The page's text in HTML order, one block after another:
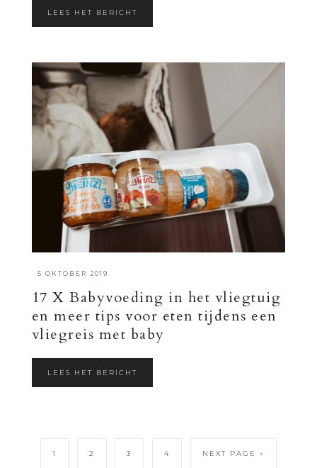
LEES HET BERICHT
5 OKTOBER 2019
17 X Babyvoeding in het vliegtuig
en meer tips voor eten tijdens een
vliegreis met baby
LEES HET BERICHT
1 2 3 4 NEXT PAGE »